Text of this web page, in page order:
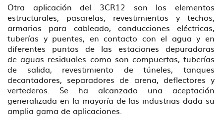
Otra aplicación del 3CR12 son los elementos
estructurales, pasarelas, revestimientos y techos,
armarios para cableado, conducciones eléctricas,
tuberías y puentes, en contacto con el agua y en
diferentes puntos de las estaciones depuradoras
de aguas residuales como son compuertas, tuberías
de salida, revestimiento de túneles, tanques
decantadores, separadores de arena, deflectores y
vertederos. Se ha alcanzado una aceptación
generalizada en la mayoría de las industrias dada su
amplia gama de aplicaciones.